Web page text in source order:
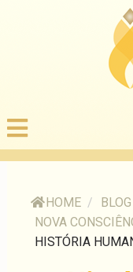
HOME /
NOVA
HISTÓRIA